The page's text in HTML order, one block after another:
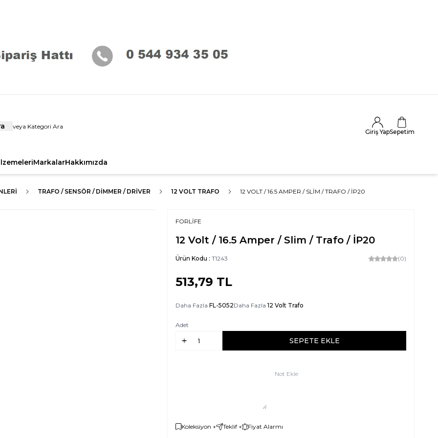
Giriş YapSepetim
MarkalarHakkımızda
TRAFO / SENSÖR / DİMMER / DRİVER 12 VOLT TRAFO 12 VOLT / 16.5 AMPER / SLIM / TRAFO / İP20
FORLİFE
12 Volt / 16.5 Amper / Slim / Trafo / İP20
Ürün Kodu : T1243 (0)
513,79 TL
Daha Fazla FL-5052Daha Fazla 12 Volt Trafo
Adet
SEPETE EKLE
Not Ekle
Koleksiyon + Teklif + Fiyat Alarmı